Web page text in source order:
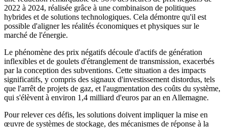
2022 à 2024, réalisée grâce à une combinaison de politiques
hybrides et de solutions technologiques. Cela démontre qu'il est
possible d'aligner les réalités économiques et physiques sur le
marché de l'énergie.
Le phénomène des prix négatifs découle d'actifs de génération
inflexibles et de goulets d'étranglement de transmission, exacerbés
par la conception des subventions. Cette situation a des impacts
significatifs, y compris des signaux d'investissement distordus, tels
que l'arrêt de projets de gaz, et l'augmentation des coûts du système,
qui s'élèvent à environ 1,4 milliard d'euros par an en Allemagne.
Pour relever ces défis, les solutions doivent impliquer la mise en
œuvre de systèmes de stockage, des mécanismes de réponse à la